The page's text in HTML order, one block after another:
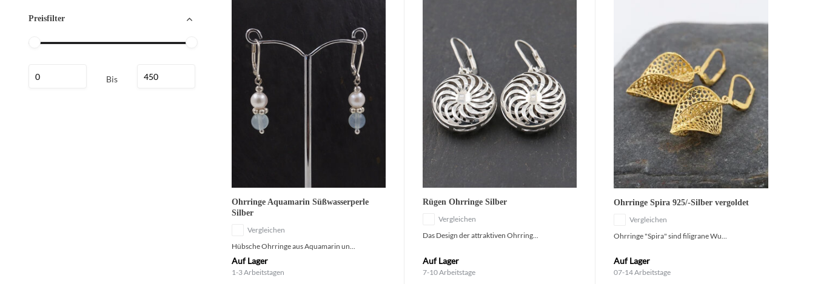
Preisfilter
Bis
Ohrringe Aquamarin Süßwasserperle
Silber
Vergleichen
Hübsche Ohrringe aus Aquamarin un...
Auf Lager
1-3 Arbeitstagen
Rügen Ohrringe Silber
Vergleichen
Das Design der attraktiven Ohrring...
Auf Lager
7-10 Arbeitstage
Ohrringe Spira 925/-Silber vergoldet
Vergleichen
Ohrringe "Spira" sind filigrane Wu...
Auf Lager
07-14 Arbeitstage